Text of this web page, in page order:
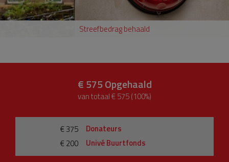
Streefbedrag behaald
€ 575Opgehaald
van totaal € 575 (100%)
€ 375
Donateurs
€ 200
Univé Buurtfonds